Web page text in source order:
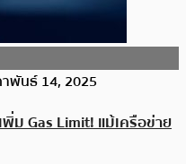
พันธ์ 14, 2025
ม Gas Limit! แม้เครือข่าย